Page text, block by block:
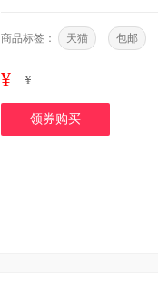
商品标签： 天猫 包邮
¥ ¥
领券购买